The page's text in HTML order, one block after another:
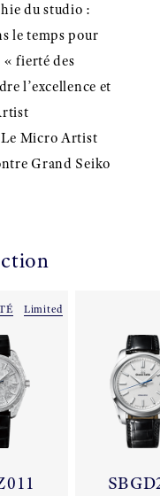
du studio :
le temps pour
fierté des
l’excellence et
Le Micro Artist
Grand Seiko
Limited